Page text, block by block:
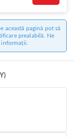
această pagină pot să
prealabilă. Ne